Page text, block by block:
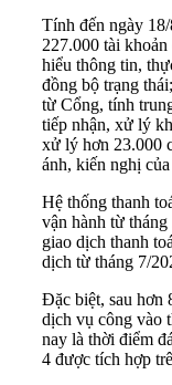
Tính đến ngày
227.000 tài
hiểu thông tin,
đồng bộ trạng
từ Cổng, tính
tiếp nhận, xử lý
xử lý hơn 23.000
ánh, kiến nghị
Hệ thống thanh
vận hành từ
giao dịch thanh
dịch từ tháng 7/
Đặc biệt, sau hơn
dịch vụ công vào
nay là thời điểm
4 được tích hợp